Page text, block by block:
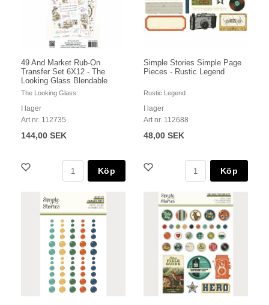
49 And Market Rub-On
Transfer Set 6X12 - The
Looking Glass Blendable
The Looking Glass
I lager
Art nr. 112735
144,00 SEK
Köp
Simple Stories Simple Page
Pieces - Rustic Legend
Rustic Legend
I lager
Art nr. 112688
48,00 SEK
Köp